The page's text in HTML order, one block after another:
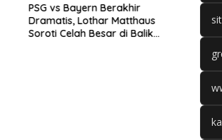
PSG vs Bayern Berakhir
Dramatis, Lothar Matthaus
Soroti Celah Besar di Balik